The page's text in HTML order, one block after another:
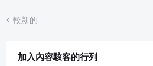
較新的
加入內容駭客的行列